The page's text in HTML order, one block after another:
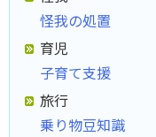
怪我の処置
育児
子育て支援
旅行
乗り物豆知識